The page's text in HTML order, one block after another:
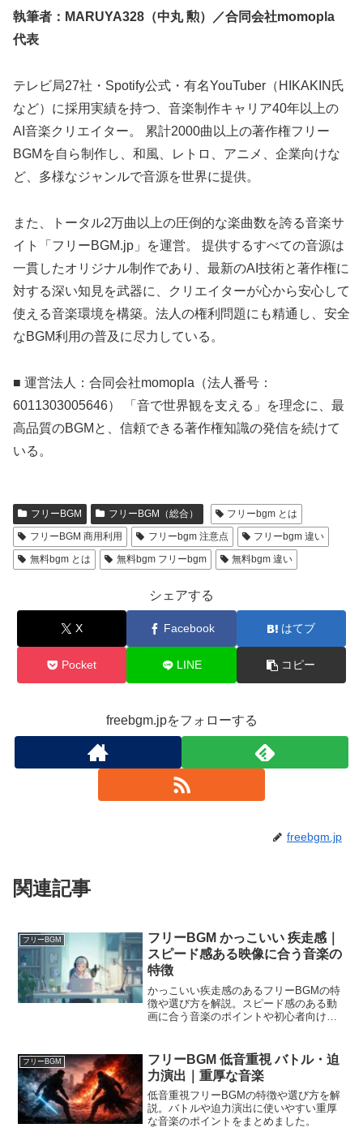
執筆者：MARUYA328（中丸 勲）／合同会社momopla
代表
テレビ局27社・Spotify公式・有名YouTuber（HIKAKIN氏
など）に採用実績を持つ、音楽制作キャリア40年以上の
AI音楽クリエイター。 累計2000曲以上の著作権フリー
BGMを自ら制作し、和風、レトロ、アニメ、企業向けな
ど、多様なジャンルで音源を世界に提供。
また、トータル2万曲以上の圧倒的な楽曲数を誇る音楽サ
イト「フリーBGM.jp」を運営。 提供するすべての音源は
一貫したオリジナル制作であり、最新のAI技術と著作権に
対する深い知見を武器に、クリエイターが心から安心して
使える音楽環境を構築。法人の権利問題にも精通し、安全
なBGM利用の普及に尽力している。
■ 運営法人：合同会社momopla（法人番号：
6011303005646） 「音で世界観を支える」を理念に、最
高品質のBGMと、信頼できる著作権知識の発信を続けて
いる。
フリーBGM フリーBGM（総合）
フリーbgm とは
フリーBGM 商用利用
フリーbgm 注意点
フリーbgm 違い
無料bgm とは
無料bgm フリーbgm 無料bgm 違い
シェアする
X Facebook はてブ
Pocket LINE コピー
freebgm.jpをフォローする
freebgm.jp
関連記事
フリーBGM
フリーBGM かっこいい 疾走感｜
スピード感ある映像に合う音楽の
特徴
かっこいい疾走感のあるフリーBGMの特
徴や選び方を解説。スピード感のある動
画に合う音楽のポイントや初心者向けの
フリーBGM
フリーBGM 低音重視 バトル・迫
力演出｜重厚な音楽
低音重視フリーBGMの特徴や選び方を解
説。バトルや迫力演出に使いやすい重厚
な音楽のポイントをまとめました。